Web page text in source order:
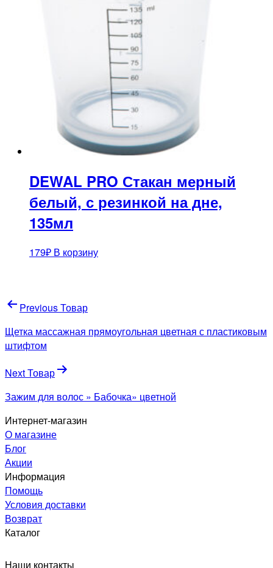
DEWAL PRO Стакан мерный
белый, с резинкой на дне,
135мл
179₽ В корзину
Навигация
по
записям
Previous Товар
Щетка массажная прямоугольная цветная с пластиковым
штифтом
Next Товар
Зажим для волос » Бабочка» цветной
Интернет-магазин
О магазине
Блог
Акции
Информация
Помощь
Условия доставки
Возврат
Каталог
Наши контакты